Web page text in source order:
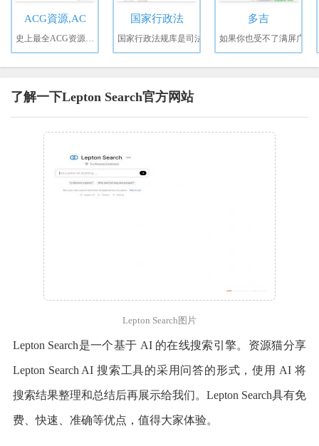
ACG資源,AC
史上最全ACG资源网，所
国家行政法
国家行政法规库是司法
多吉
如果你也受不了满屏广
了解一下Lepton Search官方网站
Lepton Search图片
Lepton Search是一个基于 AI 的在线搜索引擎。资源猫分享
Lepton Search AI 搜索工具的采用问答的形式，使用 AI 将
搜索结果整理和总结后再展示给我们。Lepton Search具有免
费、快速、准确等优点，值得大家体验。